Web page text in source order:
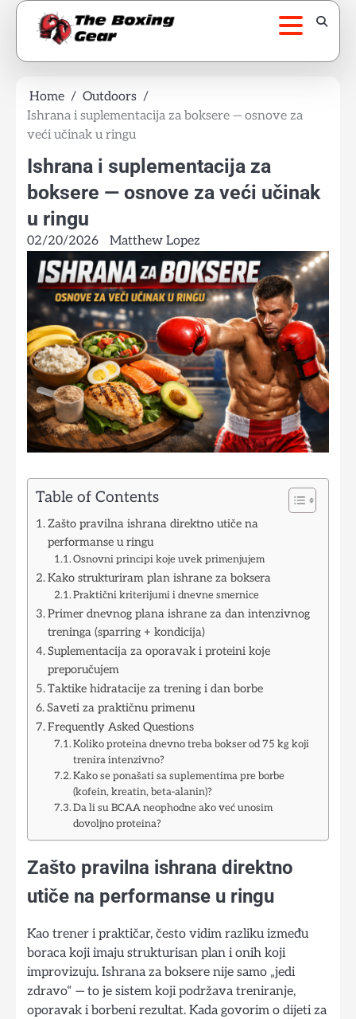
Skip
Home
Outdoors
Ishrana i suplementacija za boksere — osnove za
veći učinak u ringu
Ishrana i suplementacija za
boksere — osnove za veći učinak
u ringu
02/20/2026 Matthew Lopez
Table of Contents
Zašto pravilna ishrana direktno utiče na
performanse u ringu
Osnovni principi koje uvek primenjujem
Kako strukturiram plan ishrane za boksera
Praktični kriterijumi i dnevne smernice
Primer dnevnog plana ishrane za dan intenzivnog
treninga (sparring + kondicija)
Suplementacija za oporavak i proteini koje
preporučujem
Taktike hidratacije za trening i dan borbe
Saveti za praktičnu primenu
Frequently Asked Questions
Koliko proteina dnevno treba bokser od 75 kg koji
trenira intenzivno?
Kako se ponašati sa suplementima pre borbe
(kofein, kreatin, beta-alanin)?
Da li su BCAA neophodne ako već unosim
dovoljno proteina?
Zašto pravilna ishrana direktno
utiče na performanse u ringu
Kao trener i praktičar, često vidim razliku između
boraca koji imaju strukturisan plan i onih koji
improvizuju. Ishrana za boksere nije samo „jedi
zdravo“ — to je sistem koji podržava treniranje,
oporavak i borbeni rezultat. Kada govorim o dijeti za